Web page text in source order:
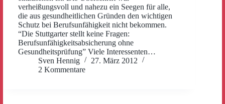
verheißungsvoll und nahezu ein Seegen für alle,
die aus gesundheitlichen Gründen den wichtigen
Schutz bei Berufsunfähigkeit nicht bekommen.
“Die Stuttgarter stellt keine Fragen:
Berufsunfähigkeitsabsicherung ohne
Gesundheitsprüfung” Viele Interessenten…
Sven Hennig
27. März 2012
2 Kommentare